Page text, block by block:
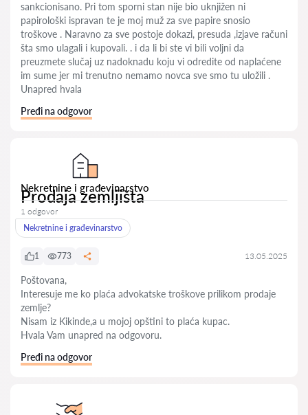
sankcionisano. Pri tom sporni stan nije bio uknjižen ni
papirološki ispravan te je moj muž za sve papire snosio
troškove . Naravno za sve postoje dokazi, presuda ,izjave računi
šta smo ulagali i kupovali. . i da li bi ste vi bili voljni da
preuzmete slučaj uz nadoknadu koju vi odredite od naplaćene
im sume jer mi trenutno nemamo novca sve smo tu uložili .
Unapred hvala
Pređi na odgovor
Nekretnine i građevinarstvo
Prodaja zemljišta
1 odgovor
Nekretnine i građevinarstvo
1 773 13.05.2025
Poštovana,
Interesuje me ko plaća advokatske troškove prilikom prodaje
zemlje?
Nisam iz Kikinde,a u mojoj opštini to plaća kupac.
Hvala Vam unapred na odgovoru.
Pređi na odgovor